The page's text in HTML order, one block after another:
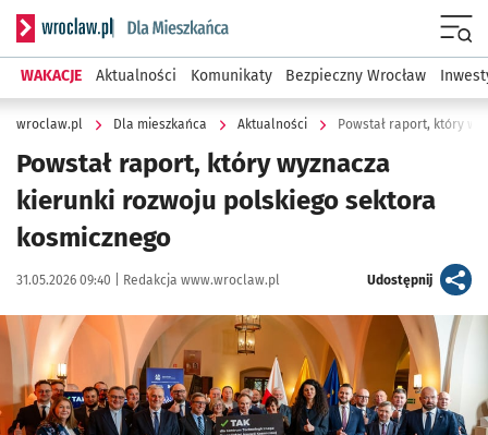
Serwis informacyjny wroclaw.pl podserwis: Dla mieszkańca
WAKACJE Aktualności Komunikaty Bezpieczny Wrocław
wroclaw.pl Dla mieszkańca Aktualności Powstał raport, który
Powstał raport, który wyznacza
kierunki rozwoju polskiego sektora
kosmicznego
Data publikacji:
31.05.2026 09:40 | Autor:
Redakcja www.wroclaw.pl Udostępnijartykuł
Kliknij, aby powiększyć